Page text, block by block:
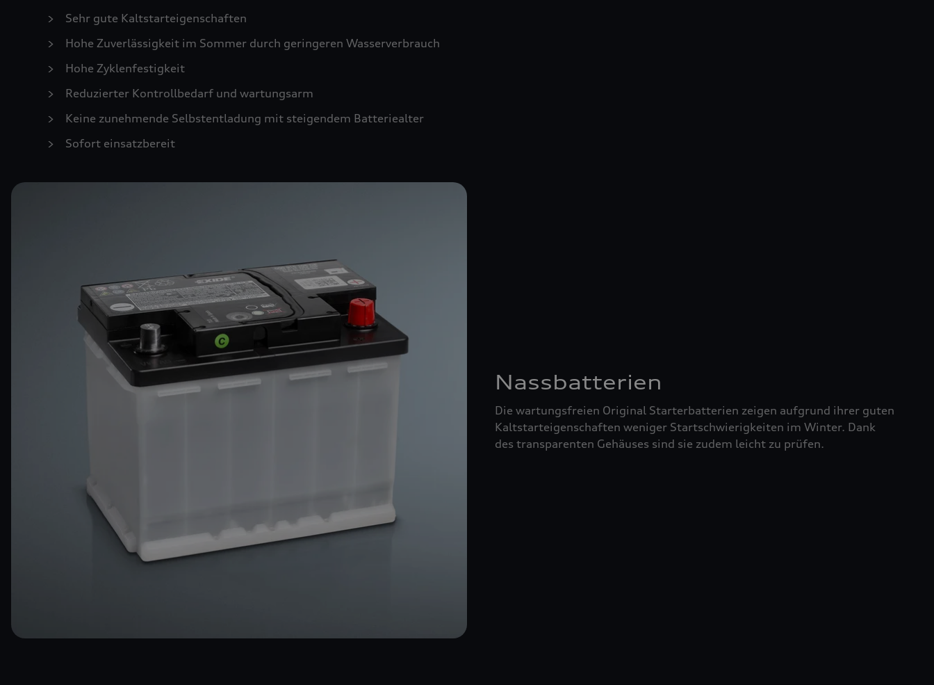
Sehr gute Kaltstarteigenschaften
Hohe Zuverlässigkeit im Sommer durch geringeren Wasserverbrauch
Hohe Zyklenfestigkeit
Reduzierter Kontrollbedarf und wartungsarm
Keine zunehmende Selbstentladung mit steigendem Batteriealter
Sofort einsatzbereit
Nassbatterien
Die wartungsfreien Original Starterbatterien zeigen aufgrund ihrer guten
Kaltstarteigenschaften weniger Startschwierigkeiten im Winter. Dank
des transparenten Gehäuses sind sie zudem leicht zu prüfen.